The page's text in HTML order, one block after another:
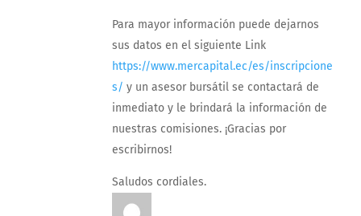
Para mayor información puede dejarnos
sus datos en el siguiente Link
https://www.mercapital.ec/es/inscripcione
s/ y un asesor bursátil se contactará de
inmediato y le brindará la información de
nuestras comisiones. ¡Gracias por
escribirnos!
Saludos cordiales.